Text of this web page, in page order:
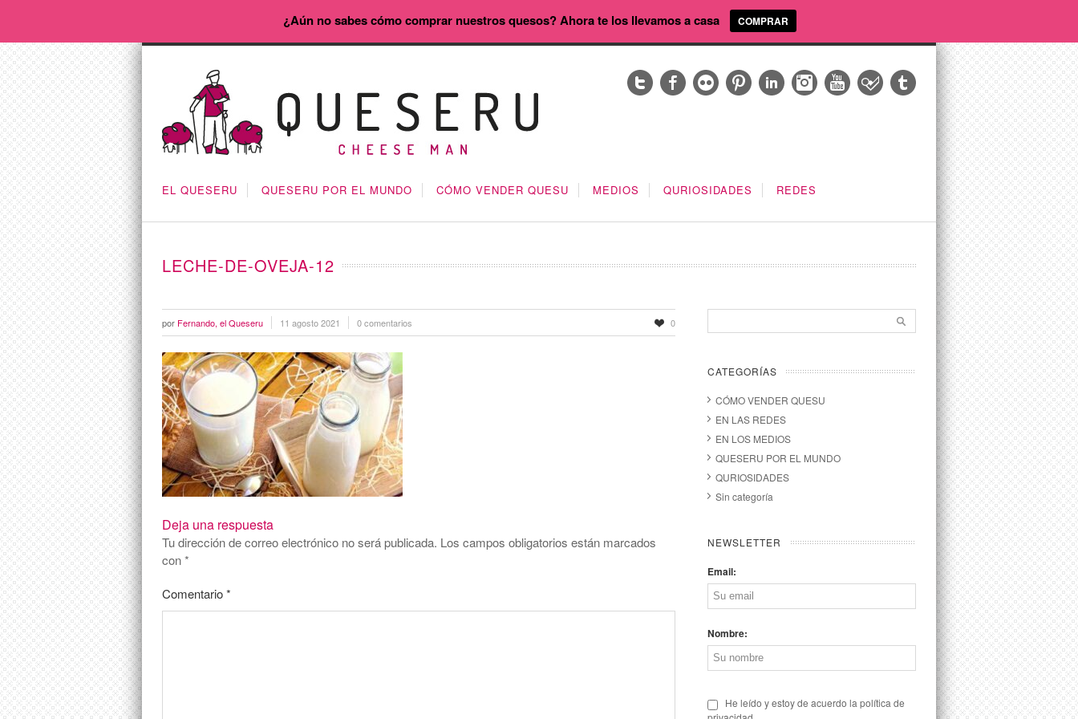
EL QUESERU QUESERU POR EL MUNDO CÓMO VENDER QUESU MEDIOS QURIOSIDADES REDES
LECHE-DE-OVEJA-12
por Fernando, el Queseru 11 agosto 2021 0 comentarios 0
Deja una respuesta
Tu dirección de correo electrónico no será publicada. Los campos obligatorios están marcados
con*
Comentario*
CATEGORÍAS
CÓMO VENDER QUESU
EN LAS REDES
EN LOS MEDIOS
QUESERU POR EL MUNDO
QURIOSIDADES
Sin categoría
NEWSLETTER
Email:
Nombre:
He leído y estoy de acuerdo la política de
¿Aún no sabes cómo comprar nuestros quesos? Ahora te los llevamos a casa COMPRAR